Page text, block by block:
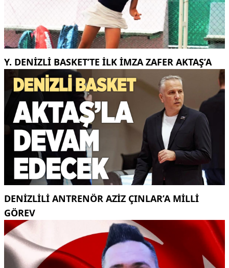
Y. DENIZLI BASKET’TE ILK IMZA ZAFER AKTAŞ’A
DENIZLILI ANTRENÖR AZIZ ÇINLAR’A MILLI
GÖREV